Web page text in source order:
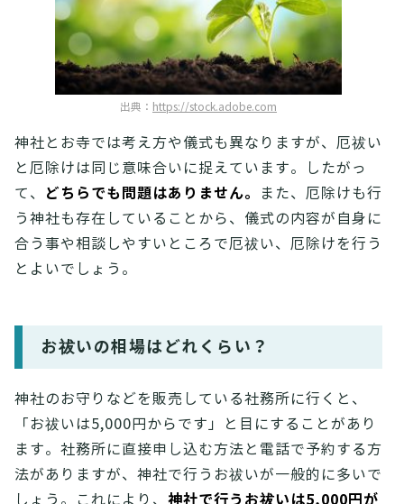
出典： https://stock.adobe.com
神社とお寺では考え方や儀式も異なりますが、厄祓い
と厄除けは同じ意味合いに捉えています。したがっ
て、
どちらでも問題はありません。
また、厄除けも行
う神社も存在していることから、儀式の内容が自身に
合う事や相談しやすいところで厄祓い、厄除けを行う
とよいでしょう。
お祓いの相場はどれくらい？
神社のお守りなどを販売している社務所に行くと、
「お祓いは5,000円からです」と目にすることがあり
ます。社務所に直接申し込む方法と電話で予約する方
法がありますが、神社で行うお祓いが一般的に多いで
しょう。これにより、 神社で行うお祓いは5,000円が